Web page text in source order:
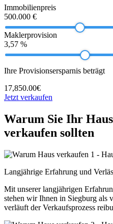
Immobilienpreis
500.000 €
Maklerprovision
3,57 %
Ihre Provisionsersparnis beträgt
17,850.00€
Jetzt verkaufen
Warum Sie Ihr
verkaufen sollten
Langjährige Erfahrung und
Mit unserer langjährigen
stehen wir Ihnen in Siegburg als
verläuft der Verkaufsprozess